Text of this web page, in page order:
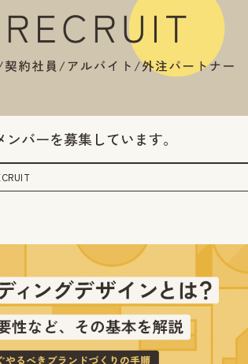
バーを募集しています。